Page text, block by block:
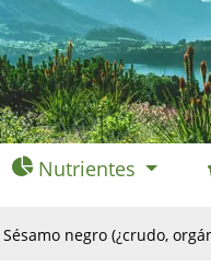
Nutrientes
Sésamo negro (¿crudo,